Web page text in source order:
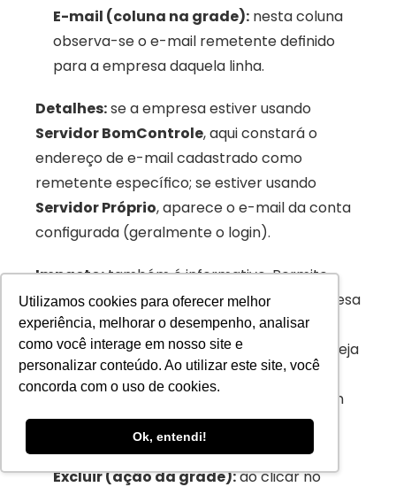
Utilizamos cookies para oferecer melhor
experiência, melhorar o desempenho, analisar
como você interage em nosso site e
personalizar conteúdo. Ao utilizar este site, você
concorda com o uso de cookies.
Ok, entendi!
E-mail (coluna na grade): nesta coluna
observa-se o e-mail remetente definido
para a empresa daquela linha.
Detalhes:
Servidor BomControle, aqui constará o
endereço de e-mail cadastrado como
Servidor Próprio, aparece o e-mail da conta
configurada (geralmente o login).
Impacto: também é informativo. Permite
Filial ABC Ltda
está enviando como
financeiro.filial@empresa.com
(caso esse seja
o e-mail listado). Assim, o usuário sabe qual
endereço o cliente verá quando receber um
e-mail daquela empresa.
Excluir (ação da grade): ao clicar no